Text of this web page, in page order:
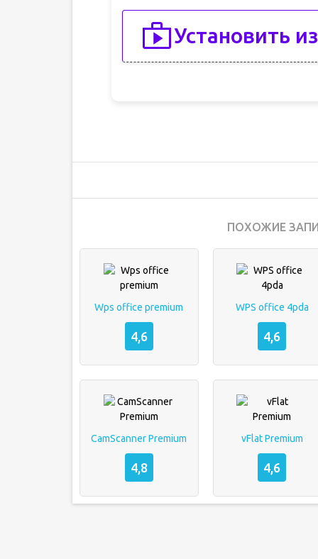
Установить
ПОХОЖИЕ
Wps office premium
4,6
WPS office 4pda
4,6
CamScanner Premium
4,8
vFlat Premium
4,6